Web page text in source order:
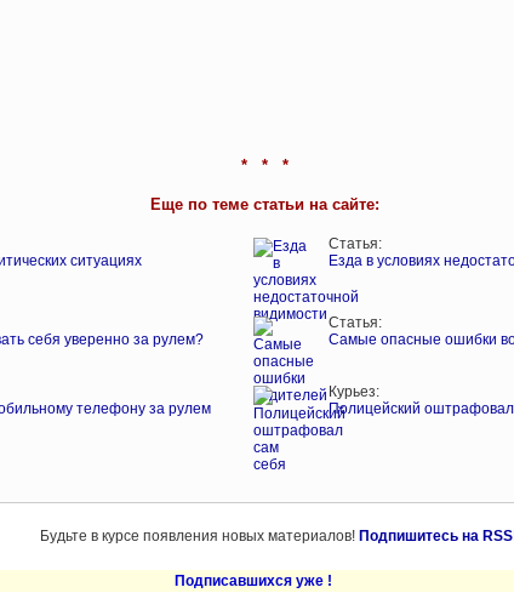
* * *
Еще по теме статьи на сайте:
ситуациях
Статья:
Езда в условиях
себя уверенно за рулем?
Статья:
Самые опасные ошибки
телефону за рулем
Курьез:
Полицейский
Будьте в курсе появления новых материалов! Подпишитесь на
Подписавшихся уже !